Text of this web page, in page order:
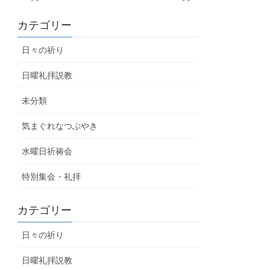
カテゴリー
日々の祈り
日曜礼拝説教
未分類
気まぐれなつぶやき
水曜日祈祷会
特別集会・礼拝
カテゴリー
日々の祈り
日曜礼拝説教